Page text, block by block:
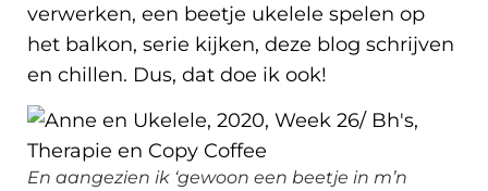
verwerken, een beetje ukelele spelen op
het balkon, serie kijken, deze blog schrijven
en chillen. Dus, dat doe ik ook!
En aangezien ik ‘gewoon een beetje in m’n